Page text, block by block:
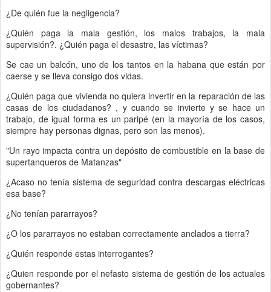
¿De quién fue la negligencia?
¿Quién paga la mala gestión, los malos trabajos, la mala
supervisión?. ¿Quién paga el desastre, las víctimas?
Se cae un balcón, uno de los tantos en la habana que están por
caerse y se lleva consigo dos vidas.
¿Quién paga que vivienda no quiera invertir en la reparación de las
casas de los ciudadanos? , y cuando se invierte y se hace un
trabajo, de igual forma es un paripé (en la mayoría de los casos,
siempre hay personas dignas, pero son las menos).
"Un rayo impacta contra un depósito de combustible en la base de
supertanqueros de Matanzas"
¿Acaso no tenía sistema de seguridad contra descargas eléctricas
esa base?
¿No tenían pararrayos?
¿O los pararrayos no estaban correctamente anclados a tierra?
¿Quién responde estas interrogantes?
¿Quien responde por el nefasto sistema de gestión de los actuales
gobernantes?